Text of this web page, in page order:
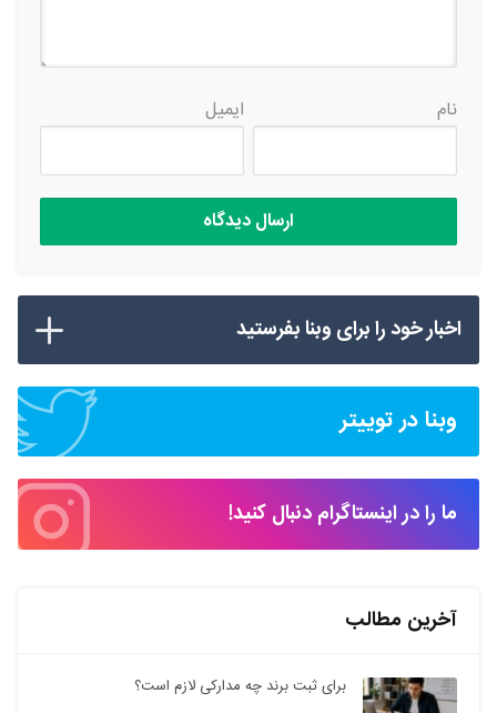
نام ایمیل
اخبار خود را برای وبنا بفرستید
وبنا در توییتر
ما را در اینستاگرام دنبال کنید!
آخرین مطالب
برای ثبت برند چه مدارکی لازم است؟